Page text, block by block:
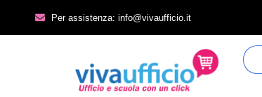
Per assistenza: info@vivaufficio.it